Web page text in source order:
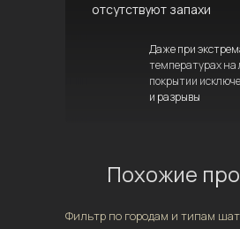
отсутствуют запахи
Даже при
температурах на
покрытии
и разрывы
Похожие
Фильтр по городам и типам